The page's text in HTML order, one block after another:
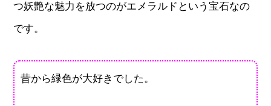
つ妖艶な魅力を放つのがエメラルドという宝石なの
です。
昔から緑色が大好きでした。